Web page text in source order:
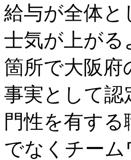
給与が全体
士気が上が
箇所で大阪
事実として認
門性を有す
でなくチー